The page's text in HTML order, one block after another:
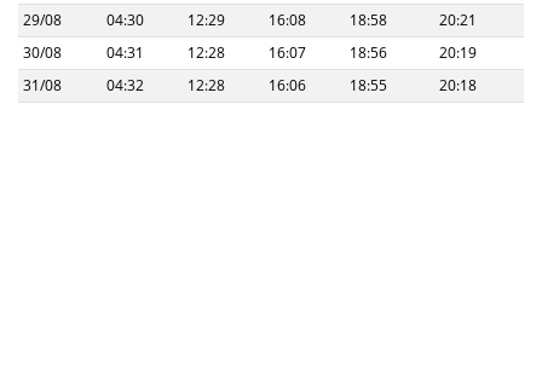
29/08
04:30 12:29 16:08 18:58
20:21
30/08
04:31 12:28 16:07 18:56
20:19
31/08
04:32 12:28 16:06 18:55 20:18